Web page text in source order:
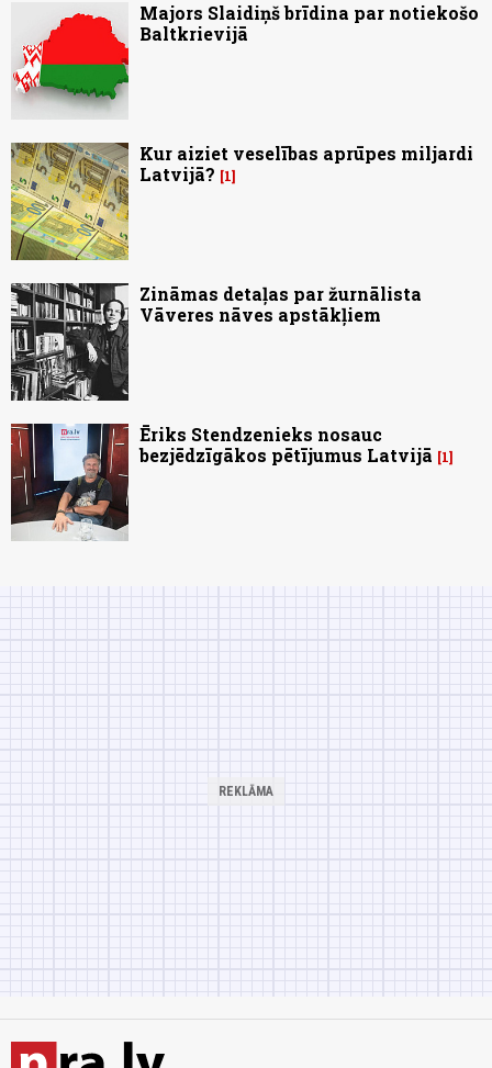
Majors Slaidiņš brīdina par notiekošo
Baltkrievijā
Kur aiziet veselības aprūpes miljardi
Latvijā?
1
Zināmas detaļas par žurnālista
Vāveres nāves apstākļiem
Ēriks Stendzenieks nosauc
bezjēdzīgākos pētījumus Latvijā
1